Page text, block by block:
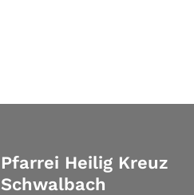
Pfarrei Heilig Kreuz
Schwalbach